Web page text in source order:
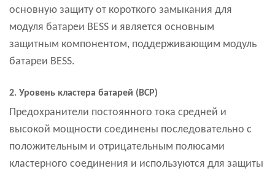
основную защиту от короткого замыкания для
модуля батареи BESS и является основным
защитным компонентом, поддерживающим модуль
батареи BESS.
2. Уровень кластера батарей (BCP)
Предохранители постоянного тока средней и
высокой мощности соединены последовательно с
положительным и отрицательным полюсами
кластерного соединения и используются для защиты